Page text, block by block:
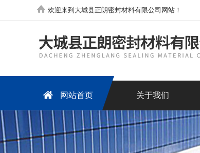
欢迎来到大城县正朗密封材料有限公司网站！
网站首页 关于我们